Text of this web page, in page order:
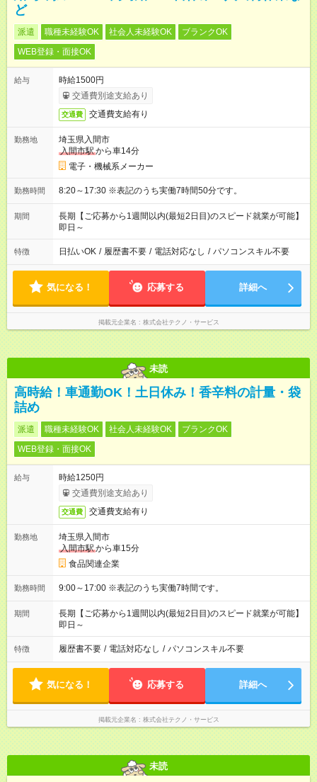
ど
派遣 職種未経験OK 社会人未経験OK
ブランクOK
WEB登録・面接OK
給与
時給1500円
交通費別途支給あり
交通費 交通費支給有り
勤務地
埼玉県入間市
入間市駅から車14分
電子・機械系メーカー
勤務時間 8:20～17:30 ※表記のうち実働7時間50分です。
期間
長期【ご応募から1週間以内(最短2日目)のスピード就業が可能】
即日～
特徴 日払いOK / 履歴書不要 / 電話対応なし / パソコンスキル不要
気になる！ 応募する 詳細へ
掲載元企業名 株式会社テクノ・サービス
未読
高時給！車通勤OK！土日休み！香辛料の計量・袋
詰め
派遣 職種未経験OK 社会人未経験OK
ブランクOK
WEB登録・面接OK
給与
時給1250円
交通費別途支給あり
交通費 交通費支給有り
勤務地
埼玉県入間市
入間市駅から車15分
食品関連企業
勤務時間 9:00～17:00 ※表記のうち実働7時間です。
期間
長期【ご応募から1週間以内(最短2日目)のスピード就業が可能】
即日～
特徴 履歴書不要 / 電話対応なし / パソコンスキル不要
気になる！ 応募する 詳細へ
掲載元企業名 株式会社テクノ・サービス
未読